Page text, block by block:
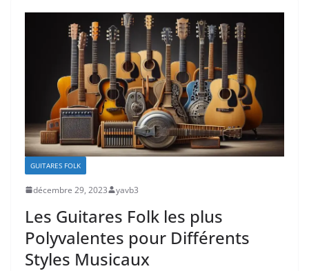
GUITARES FOLK
décembre 29, 2023 yavb3
Les Guitares Folk les plus
Polyvalentes pour Différents
Styles Musicaux